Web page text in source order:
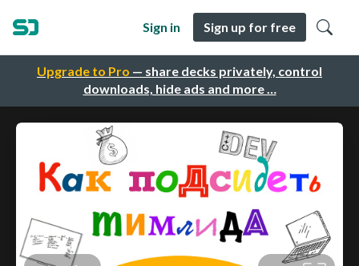
Upgrade to Pro — share decks privately, control
downloads, hide ads and more …
Sign in Sign up for free